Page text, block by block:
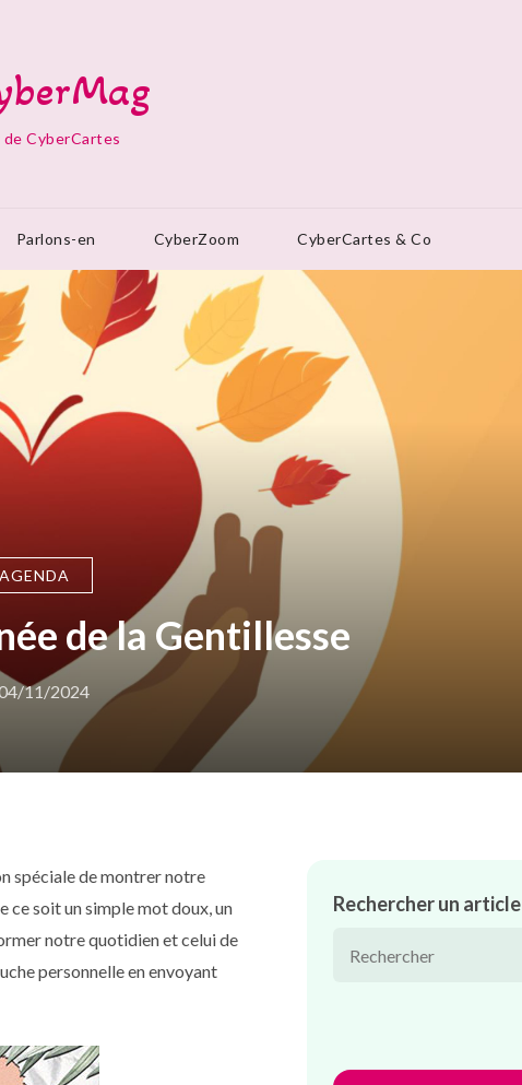
de CyberCartes
Parlons-en CyberZoom CyberCartes & Co
AGENDA
de la Gentillesse
11/2024
spéciale de montrer notre
ce soit un simple mot doux, un
notre quotidien et celui de
personnelle en envoyant
Rechercher un article